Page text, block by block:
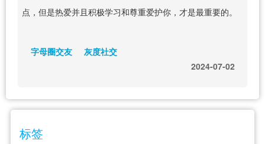
点，但是热爱并且积极学习和尊重爱护你，才是最重要的。
字母圈交友
灰度社交
2024-07-02
标签